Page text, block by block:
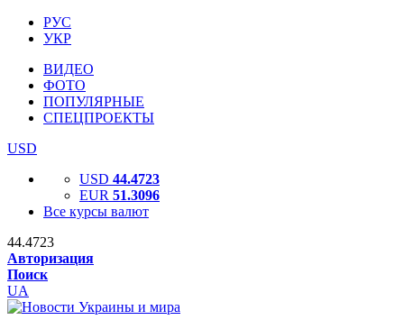
РУС
УКР
ВИДЕО
ФОТО
ПОПУЛЯРНЫЕ
СПЕЦПРОЕКТЫ
USD
USD 44.4723
EUR 51.3096
Все курсы валют
44.4723
Авторизация
Поиск
UA